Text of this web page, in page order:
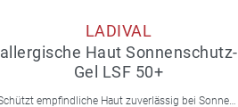
LADIVAL
allergische Haut Sonnenschutz-
Gel LSF 50+
Schützt empfindliche Haut zuverlässig bei Sonnenallergie und Mallorca-Akne. Mit 4-fach Zellschutz und einer leichten, nicht fettenden Gel-Formel.